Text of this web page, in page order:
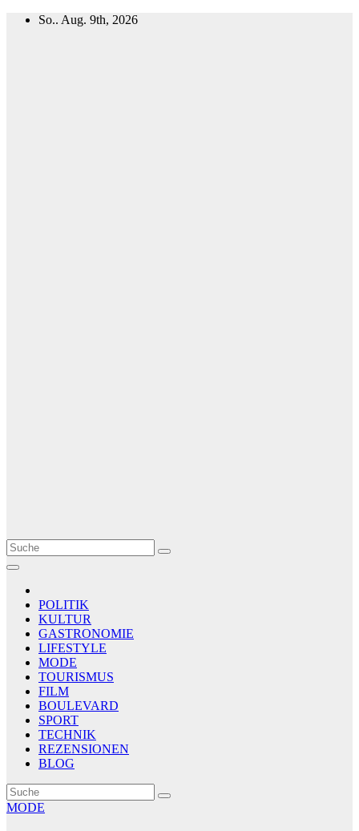
Zum
So.. Aug. 9th, 2026
Le Matin
AGENCE DE PRESSE
POLITIK
KULTUR
GASTRONOMIE
LIFESTYLE
MODE
TOURISMUS
FILM
BOULEVARD
SPORT
TECHNIK
REZENSIONEN
BLOG
MODE